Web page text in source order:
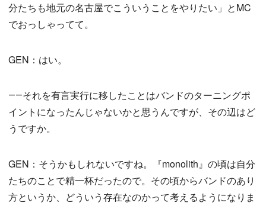
分たちも地元の名古屋でこういうことをやりたい」とMC
でおっしゃってて。
GEN：はい。
――それを有言実行に移したことはバンドのターニングポ
イントになったんじゃないかと思うんですが、その辺はど
うですか。
GEN：そうかもしれないですね。『monolith』の頃は自分
たちのことで精一杯だったので。その頃からバンドのあり
方というか、どういう存在なのかって考えるようになりま